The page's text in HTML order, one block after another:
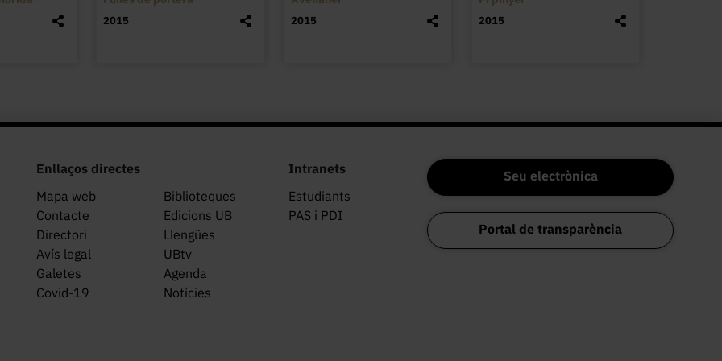
2015 2015 2015
Enllaços directes
Mapa web
Biblioteques
Contacte
Edicions UB
Directori
Llengües
Avís legal
UBtv
Galetes
Agenda
Covid-19
Notícies
Intranets
Estudiants
PAS i PDI
Seu electrònica
Portal de transparència